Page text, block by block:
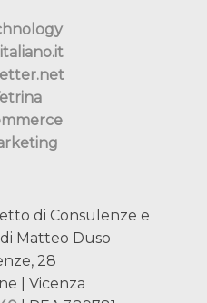
di Consulenze e
Matteo Duso
28
| Vicenza